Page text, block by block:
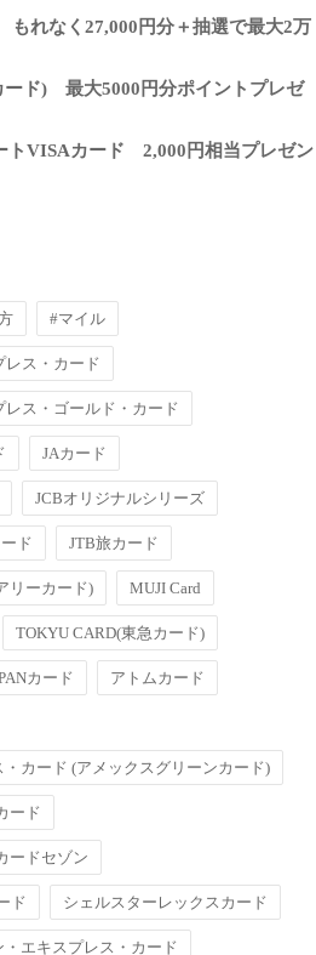
れなく27,000円分＋抽選で最大2万
ード) 最大5000円分ポイントプレゼ
トVISAカード 2,000円相当プレゼン
#マイル
レス・カード
ス・ゴールド・カード
JAカード
JCBオリジナルシリーズ
ド JTB旅カード
リーカード) MUJI Card
TOKYU CARD(東急カード)
カード アトムカード
カード (アメックスグリーンカード)
ード
ードセゾン
ド シェルスターレックスカード
エキスプレス・カード